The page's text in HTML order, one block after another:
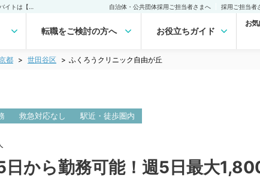
自治体・公共団体採用ご担当者さまへ 採用ご担当者
転職をご検討の方へ お役立ちガイド
お
都 世田谷区 ふくろうクリニック自由が丘
救急対応なし 駅近・徒歩圏内
日から勤務可能！週5日最大